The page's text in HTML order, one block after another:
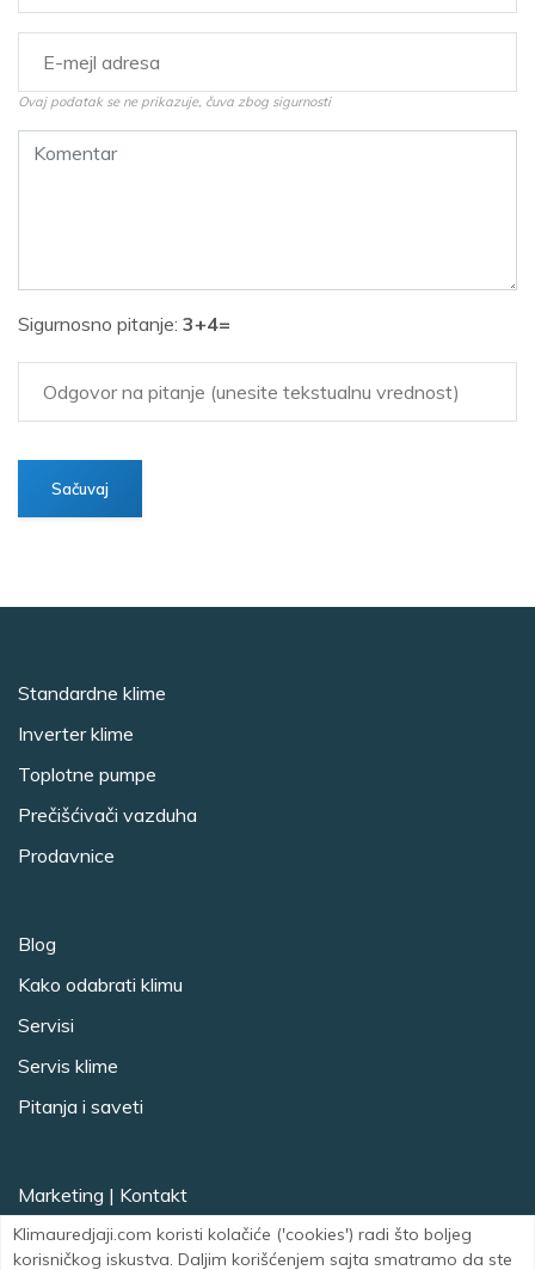
Ovaj podatak se ne prikazuje, čuva zbog sigurnosti
Sigurnosno pitanje: 3+4=
Klimauredjaji.com koristi kolačiće ('cookies') radi što boljeg
korisničkog iskustva. Daljim korišćenjem sajta smatramo da ste
Standardne klime
Inverter klime
Toplotne pumpe
Prečišćivači vazduha
Prodavnice
Blog
Kako odabrati klimu
Servisi
Servis klime
Pitanja i saveti
Marketing | Kontakt
FacebookInstagram